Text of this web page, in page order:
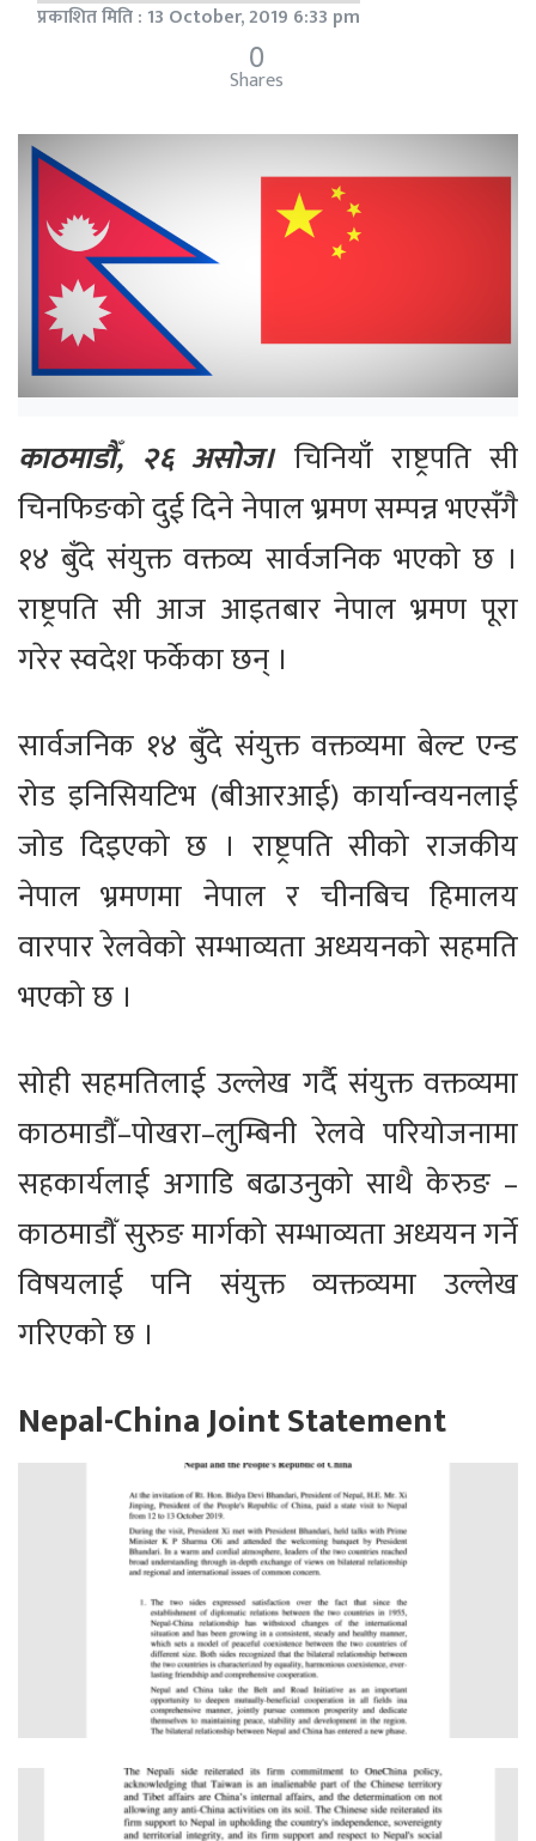
प्रकाशित मिति : 13 October, 2019 6:33 pm
0
Shares
काठमाडौँ, २६ असोज।चिनियाँ राष्ट्रपति सी
चिनफिङको दुई दिने नेपाल भ्रमण सम्पन्न भएसँगै
१४ बुँदे संयुक्त वक्तव्य सार्वजनिक भएको छ ।
राष्ट्रपति सी आज आइतबार नेपाल भ्रमण पूरा
गरेर स्वदेश फर्केका छन् ।
सार्वजनिक १४ बुँदे संयुक्त वक्तव्यमा बेल्ट एन्ड
रोड इनिसियटिभ (बीआरआई) कार्यान्वयनलाई
जोड दिइएको छ । राष्ट्रपति सीको राजकीय
नेपाल भ्रमणमा नेपाल र चीनबिच हिमालय
वारपार रेलवेको सम्भाव्यता अध्ययनको सहमति
भएको छ ।
सोही सहमतिलाई उल्लेख गर्दै संयुक्त वक्तव्यमा
काठमाडौँ–पोखरा–लुम्बिनी रेलवे परियोजनामा
सहकार्यलाई अगाडि बढाउनुको साथै केरुङ –
काठमाडौँ सुरुङ मार्गको सम्भाव्यता अध्ययन गर्ने
विषयलाई पनि संयुक्त व्यक्तव्यमा उल्लेख
गरिएको छ ।
Nepal-China Joint Statement